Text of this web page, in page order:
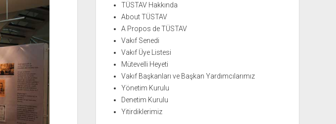
TÜSTAV Hakkında
About TÜSTAV
A Propos de TÜSTAV
Vakıf Senedi
Vakıf Üye Listesi
Mütevelli Heyeti
Vakıf Başkanları ve Başkan Yardımcılarımız
Yönetim Kurulu
Denetim Kurulu
Yitirdiklerimiz